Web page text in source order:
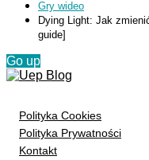
Gry wideo
Dying Light: Jak
guide]
Go up
Polityka Cookies
Polityka Prywatności
Kontakt